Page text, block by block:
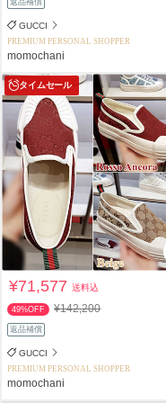
返品補償
GUCCI
PREMIUM PERSONAL SHOPPER
momochani
タイムセール
¥71,577送料込
49%OFF ¥142,200
返品補償
GUCCI
PREMIUM PERSONAL SHOPPER
momochani